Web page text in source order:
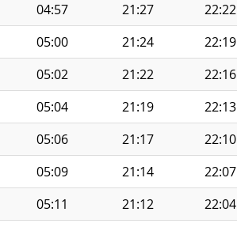
04:57 21:27 22:22
05:00 21:24 22:19
05:02 21:22 22:16
05:04 21:19 22:13
05:06 21:17 22:10
05:09 21:14 22:07
05:11 21:12 22:04